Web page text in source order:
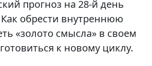
прогноз на 28-й день
обрести внутреннюю
«золото смысла» в своем
к новому циклу.